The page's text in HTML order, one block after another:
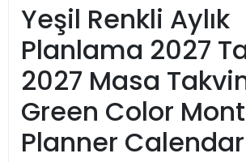
Yeşil Renkli Aylık
Planlama 2027
2027 Masa
Green Color
Planner Calendar